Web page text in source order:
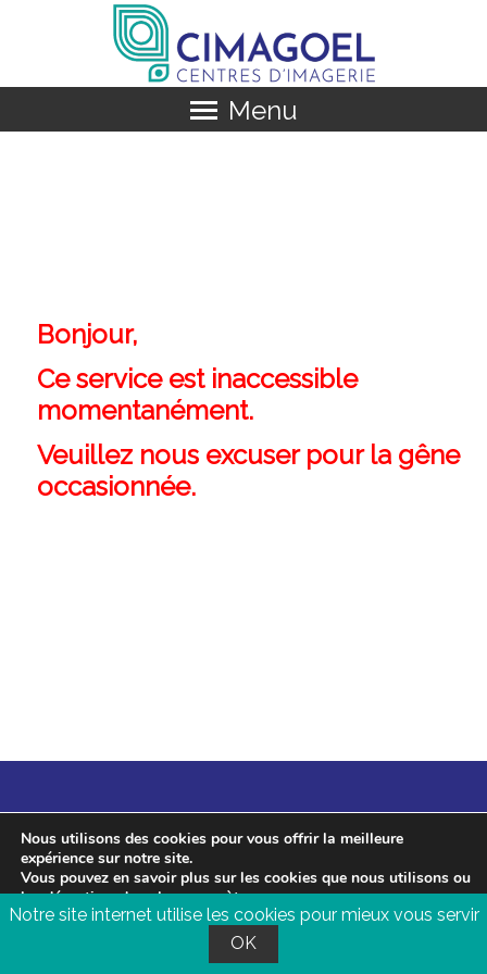
Menu
Bonjour,
Ce service est inaccessible
momentanément.
Veuillez nous excuser pour la gêne
occasionnée.
Copyright 2026 tous droits
réservés Cimagoel -Mentions
légales
Conception
Notre site internet utilise les cookies pour mieux vous servir
OK
Nous utilisons des cookies pour vous offrir la meilleure
expérience sur notre site.
Vous pouvez en savoir plus sur les cookies que nous utilisons ou
les désactiver dans lesparamètres.
Réglages